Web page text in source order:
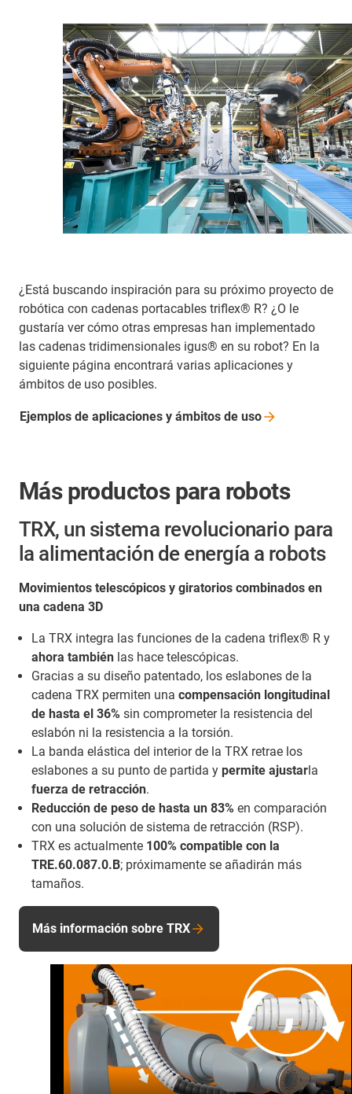
¿Está buscando inspiración para su próximo proyecto de
robótica con cadenas portacables triflex® R? ¿O le
gustaría ver cómo otras empresas han implementado
las cadenas tridimensionales igus® en su robot? En la
siguiente página encontrará varias aplicaciones y
ámbitos de uso posibles.
Ejemplos de aplicaciones y ámbitos de uso
Más productos para robots
TRX, un sistema revolucionario para
la alimentación de energía a robots
Movimientos telescópicos y giratorios combinados en
una cadena 3D
La TRX integra las funciones de la cadena triflex® R y
ahora también las hace telescópicas.
Gracias a su diseño patentado, los eslabones de la
cadena TRX permiten una compensación longitudinal
de hasta el 36% sin comprometer la resistencia del
eslabón ni la resistencia a la torsión.
La banda elástica del interior de la TRX retrae los
eslabones a su punto de partida y permite ajustarla
fuerza de retracción.
Reducción de peso de hasta un 83% en comparación
con una solución de sistema de retracción (RSP).
TRX es actualmente 100% compatible con la
TRE.60.087.0.B; próximamente se añadirán más
tamaños.
Más información sobre TRX